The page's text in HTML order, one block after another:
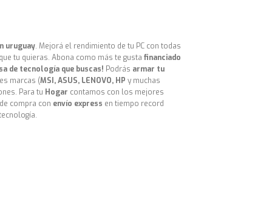
uruguay. Mejorá el rendimiento de tu PC con todas
tu quieras. Abona como más te gusta financiado
de tecnología que buscas! Podrás armar tu
marcas (MSI, ASUS, LENOVO, HP y muchas
Para tu Hogar contamos con los mejores
compra con envío express en tiempo record